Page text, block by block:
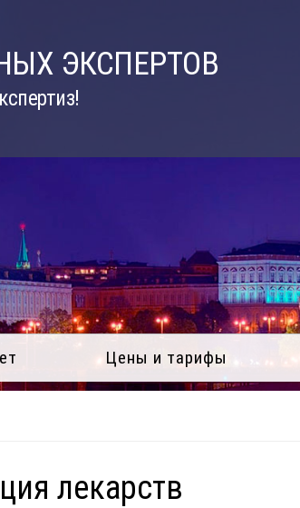
ЭКСПЕРТОВ
Цены и тарифы
лекарств